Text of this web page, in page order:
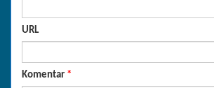
URL
Komentar *